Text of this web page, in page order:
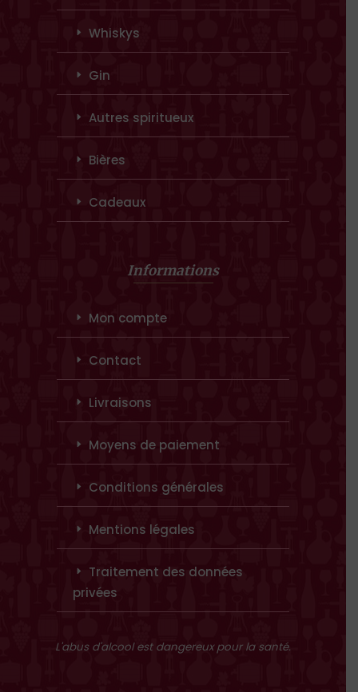
Whiskys
Gin
Autres spiritueux
Bières
Cadeaux
Informations
Mon compte
Contact
Livraisons
Moyens de paiement
Conditions générales
Mentions légales
Traitement des données
privées
L'abus d'alcool est dangereux pour la santé.